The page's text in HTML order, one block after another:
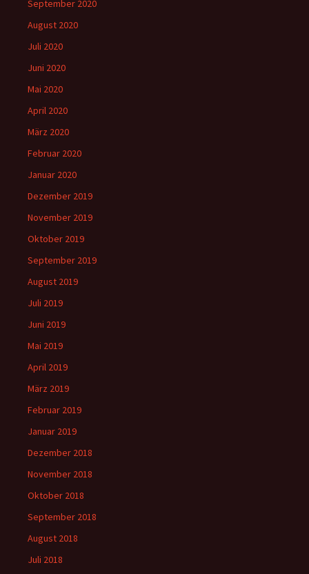
September 2020
August 2020
Juli 2020
Juni 2020
Mai 2020
April 2020
März 2020
Februar 2020
Januar 2020
Dezember 2019
November 2019
Oktober 2019
September 2019
August 2019
Juli 2019
Juni 2019
Mai 2019
April 2019
März 2019
Februar 2019
Januar 2019
Dezember 2018
November 2018
Oktober 2018
September 2018
August 2018
Juli 2018